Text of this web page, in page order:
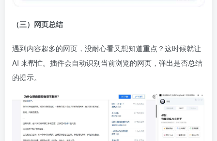
（三）网页总结
遇到内容超多的网页，没耐心看又想知道重点？这时候就让
AI 来帮忙。插件会自动识别当前浏览的网页，弹出是否总结
的提示。